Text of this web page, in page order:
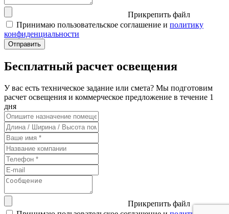
Прикрепить файл
Принимаю пользовательское соглашение и политику
конфиденциальности
Бесплатный расчет освещения
У вас есть техническое задание или смета? Мы подготовим
расчет освещения и коммерческое предложение в течение 1
дня
Прикрепить файл